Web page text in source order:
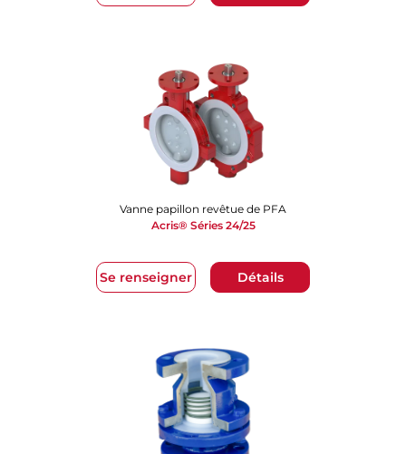
Se renseigner Détails
Vanne papillon revêtue de PFA
​​​​​​​Acris® Séries 24/25